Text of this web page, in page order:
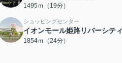
1495ｍ（19分）
ショッピングセンター
イオンモール姫路リバーシテ
1854ｍ（24分）